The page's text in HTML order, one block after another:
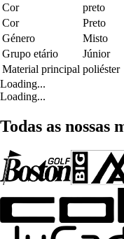
Cor
preto
Cor
Preto
Género
Misto
Grupo etário
Júnior
Material principal poliéster
Loading...
Loading...
Todas as nossas